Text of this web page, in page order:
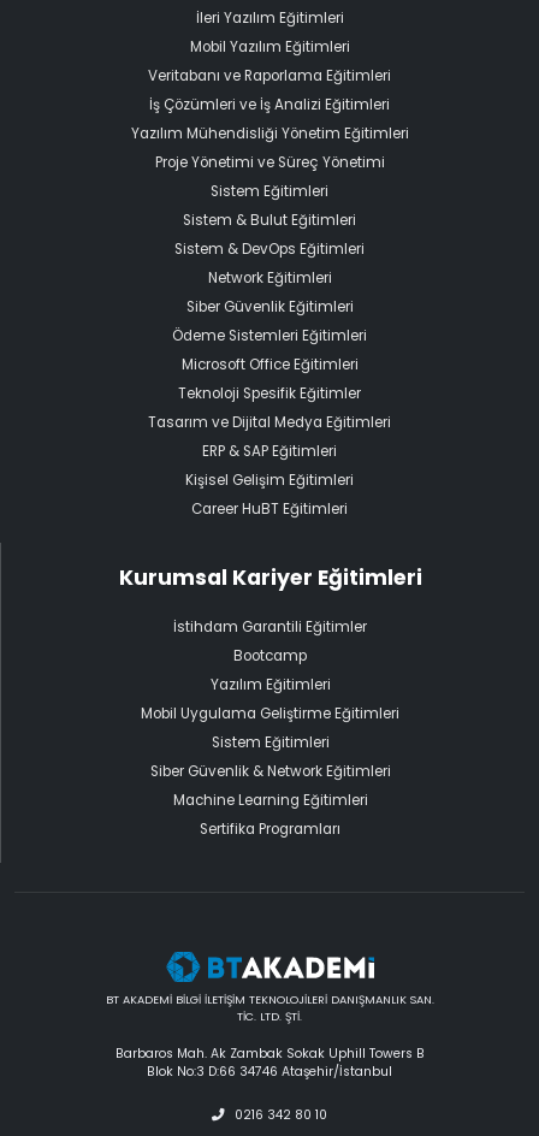
İleri Yazılım Eğitimleri
Mobil Yazılım Eğitimleri
Veritabanı ve Raporlama Eğitimleri
İş Çözümleri ve İş Analizi Eğitimleri
Yazılım Mühendisliği Yönetim Eğitimleri
Proje Yönetimi ve Süreç Yönetimi
Sistem Eğitimleri
Sistem & Bulut Eğitimleri
Sistem & DevOps Eğitimleri
Network Eğitimleri
Siber Güvenlik Eğitimleri
Ödeme Sistemleri Eğitimleri
Microsoft Office Eğitimleri
Teknoloji Spesifik Eğitimler
Tasarım ve Dijital Medya Eğitimleri
ERP & SAP Eğitimleri
Kişisel Gelişim Eğitimleri
Career HuBT Eğitimleri
Kurumsal Kariyer Eğitimleri
İstihdam Garantili Eğitimler
Bootcamp
Yazılım Eğitimleri
Mobil Uygulama Geliştirme Eğitimleri
Sistem Eğitimleri
Siber Güvenlik & Network Eğitimleri
Machine Learning Eğitimleri
Sertifika Programları
BT AKADEMİ BİLGİ İLETİŞİM TEKNOLOJİLERİ DANIŞMANLIK SAN.
TİC. LTD. ŞTİ.
Barbaros Mah. Ak Zambak Sokak Uphill Towers B
Blok No:3 D:66 34746 Ataşehir/İstanbul
0216 342 80 10